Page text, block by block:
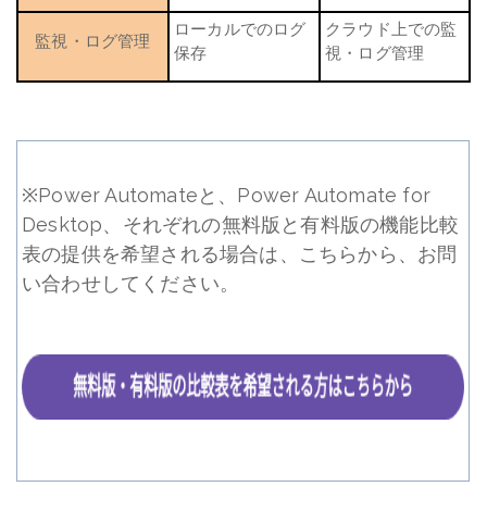
監視・ログ管理
ローカルでのログ
保存
クラウド上での監
視・ログ管理
※Power Automateと、Power Automate for
Desktop、それぞれの無料版と有料版の機能比較
表の提供を希望される場合は、こちらから、お問
い合わせしてください。